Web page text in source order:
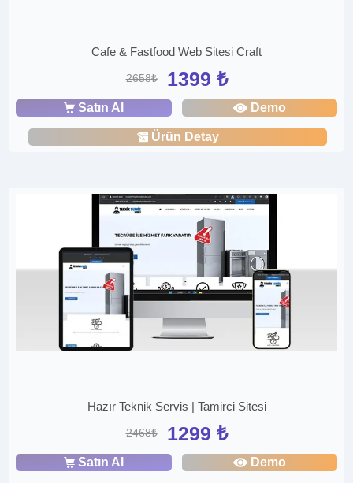
Cafe & Fastfood Web Sitesi Craft
2658₺ 1399 ₺
Satın Al Demo
Ürün Detay
Hazır Teknik Servis | Tamirci Sitesi
2468₺ 1299 ₺
Satın Al Demo